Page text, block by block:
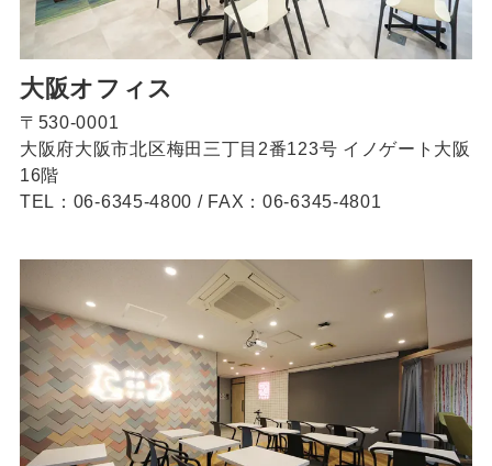
大阪オフィス
〒530-0001
大阪府大阪市北区梅田三丁目2番123号 イノゲート大阪
16階
TEL：06-6345-4800 / FAX：06-6345-4801